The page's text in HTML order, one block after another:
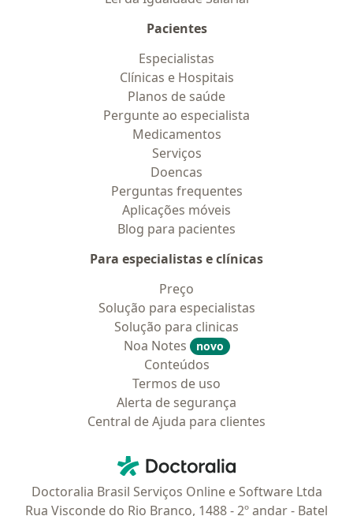
Pacientes
Especialistas
Clínicas e Hospitais
Planos de saúde
Pergunte ao especialista
Medicamentos
Serviços
Doencas
Perguntas frequentes
Aplicações móveis
Blog para pacientes
Para especialistas e clínicas
Preço
Solução para especialistas
Solução para clinicas
Noa Notes
novo
Conteúdos
Termos de uso
Alerta de segurança
Central de Ajuda para clientes
Doctoralia - Homepage
Doctoralia Brasil Serviços Online e Software Ltda
Rua Visconde do Rio Branco, 1488 - 2º andar - Batel